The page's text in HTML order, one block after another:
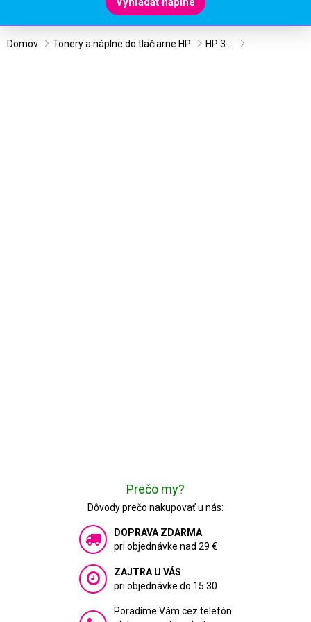
Domov Tonery a náplne do tlačiarne HP HP 3....
Prečo my?
Dôvody prečo nakupovať u nás:
DOPRAVA ZDARMA
pri objednávke nad 29 €
ZAJTRA U VÁS
pri objednávke do 15:30
Poradíme Vám cez telefón